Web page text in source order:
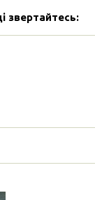
звертайтесь: